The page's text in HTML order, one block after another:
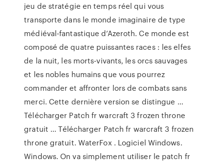
jeu de stratégie en temps réel qui vous
transporte dans le monde imaginaire de type
médiéval-fantastique d’Azeroth. Ce monde est
composé de quatre puissantes races : les elfes
de la nuit, les morts-vivants, les orcs sauvages
et les nobles humains que vous pourrez
commander et affronter lors de combats sans
merci. Cette dernière version se distingue …
Télécharger Patch fr warcraft 3 frozen throne
gratuit ... Télécharger Patch fr warcraft 3 frozen
throne gratuit. WaterFox . Logiciel Windows.
Windows. On va simplement utiliser le patch fr